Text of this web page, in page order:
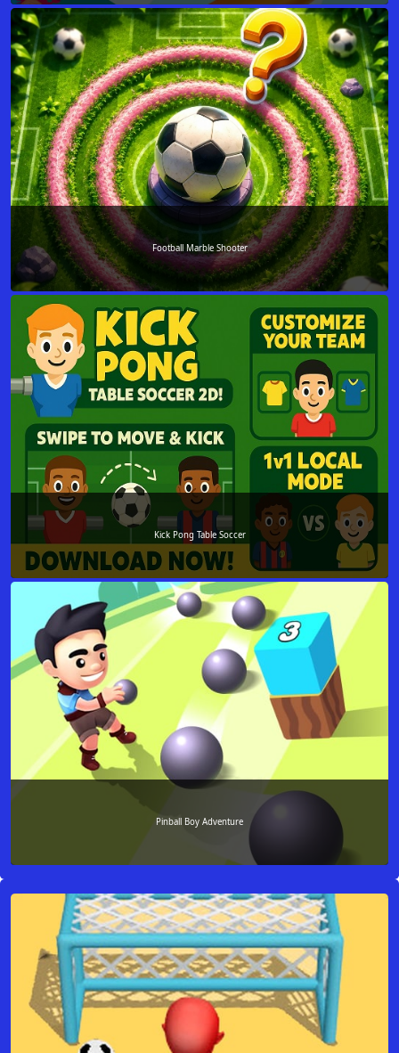
Football Marble Shooter
Kick Pong Table Soccer
Pinball Boy Adventure